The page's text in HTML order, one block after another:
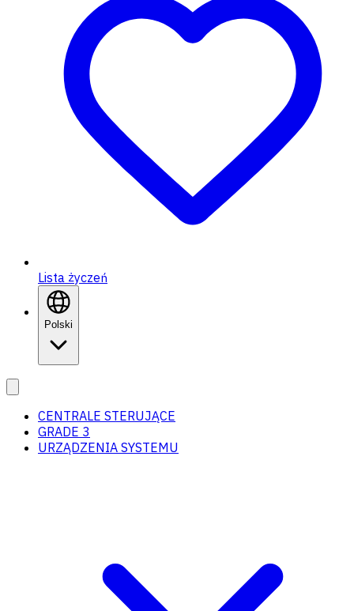
Lista życzeń
Polski
CENTRALE STERUJĄCE
GRADE 3
URZĄDZENIA SYSTEMU